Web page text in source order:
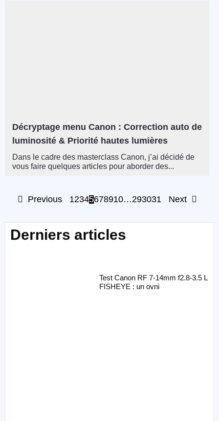
Décryptage menu Canon : Correction auto de
luminosité & Priorité hautes lumières
Dans le cadre des masterclass Canon, j’ai décidé de
vous faire quelques articles pour aborder des...
Previous 12345678910…293031 Next
Derniers articles
Test Canon RF 7-14mm f2.8-3.5 L
FISHEYE : un ovni